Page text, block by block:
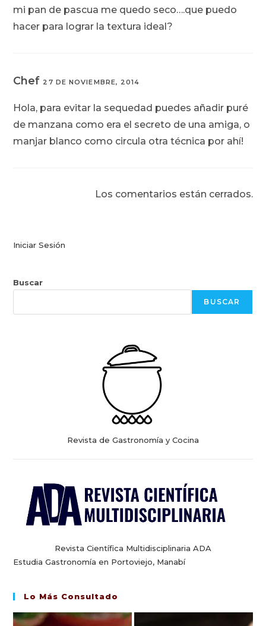
mi pan de pascua me quedo seco….que puedo
hacer para lograr la textura ideal?
Chef 27 DE NOVIEMBRE, 2014
Hola, para evitar la sequedad puedes añadir puré
de manzana como era el secreto de una amiga, o
manjar blanco como circula otra técnica por ahí!
Los comentarios están cerrados.
Iniciar Sesión
Buscar
BUSCAR
Revista de Gastronomía y Cocina
Revista Científica Multidisciplinaria ADA
Estudia Gastronomía en Portoviejo, Manabí
Lo Más Consultado